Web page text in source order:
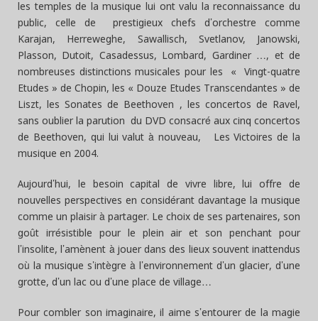
les temples de la musique lui ont valu la reconnaissance du
public, celle de prestigieux chefs d’orchestre comme
Karajan, Herreweghe, Sawallisch, Svetlanov, Janowski,
Plasson, Dutoit, Casadessus, Lombard, Gardiner …, et de
nombreuses distinctions musicales pour les « Vingt-quatre
Etudes » de Chopin, les « Douze Etudes Transcendantes » de
Liszt, les Sonates de Beethoven , les concertos de Ravel,
sans oublier la parution du DVD consacré aux cinq concertos
de Beethoven, qui lui valut à nouveau, Les Victoires de la
musique en 2004.
Aujourd’hui, le besoin capital de vivre libre, lui offre de
nouvelles perspectives en considérant davantage la musique
comme un plaisir à partager. Le choix de ses partenaires, son
goût irrésistible pour le plein air et son penchant pour
l’insolite, l’amènent à jouer dans des lieux souvent inattendus
où la musique s’intègre à l’environnement d’un glacier, d’une
grotte, d’un lac ou d’une place de village…
Pour combler son imaginaire, il aime s’entourer de la magie